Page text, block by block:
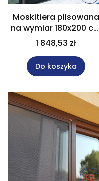
Moskitiera plisowana
na wymiar 180x200 cm
kolor antracyt
1 848,53 zł
Do koszyka